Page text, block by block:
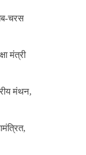
चरस
मंत्री
मंथन,